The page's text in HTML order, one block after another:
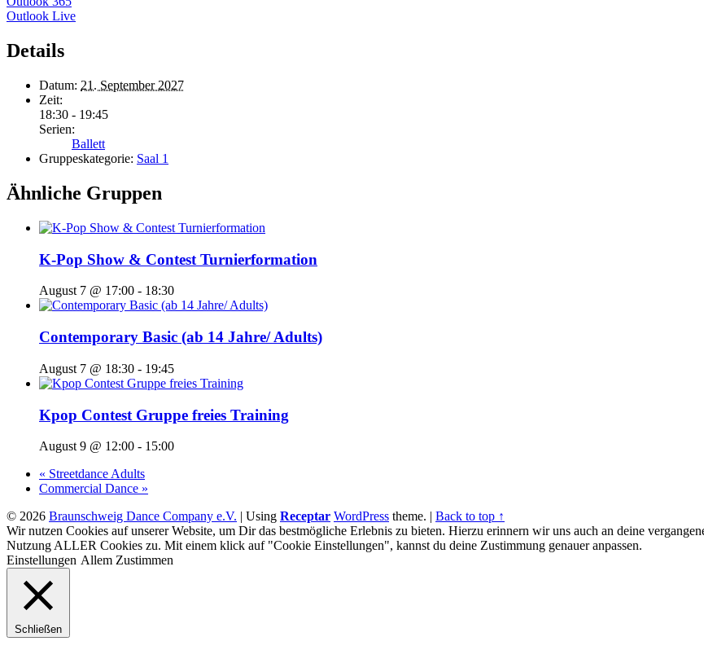
Outlook Live
Details
Datum: 21. September 2027
Zeit:
18:30 - 19:45
Serien:
Ballett
Gruppeskategorie: Saal 1
Ähnliche Gruppen
K-Pop Show & Contest Turnierformation
August 7 @ 17:00 - 18:30
Contemporary Basic (ab 14 Jahre/ Adults)
August 7 @ 18:30 - 19:45
Kpop Contest Gruppe freies Training
August 9 @ 12:00 - 15:00
« Streetdance Adults
Commercial Dance »
© 2026 Braunschweig Dance Company e.V. | Using Receptar WordPress theme. | Back to top ↑
Wir nutzen Cookies auf unserer Website, um Dir das bestmögliche Erlebnis zu bieten. Hierzu erinnern wir uns auch an deine
Nutzung ALLER Cookies zu. Mit einem klick auf "Cookie Einstellungen", kannst du deine Zustimmung genauer anpassen.
Einstellungen Allem Zustimmen
Schließen